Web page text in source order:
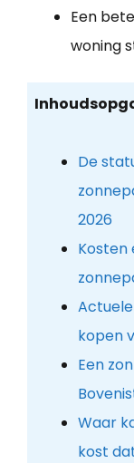
Een
woning
De
2026
Kosten
kopen
Een
Waar
kost